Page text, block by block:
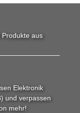
aus
Elektronik
und verpassen
mehr!